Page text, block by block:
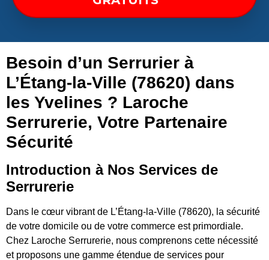
Besoin d’un Serrurier à
L’Étang-la-Ville (78620) dans
les Yvelines ? Laroche
Serrurerie, Votre Partenaire
Sécurité
Introduction à Nos Services de
Serrurerie
Dans le cœur vibrant de L’Étang-la-Ville (78620), la sécurité
de votre domicile ou de votre commerce est primordiale.
Chez Laroche Serrurerie, nous comprenons cette nécessité
et proposons une gamme étendue de services pour